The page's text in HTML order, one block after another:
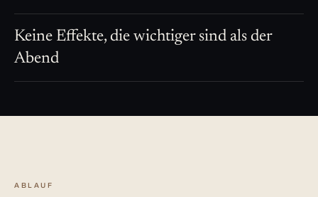
Keine Effekte, die wichtiger sind als der
Abend
ABLAUF